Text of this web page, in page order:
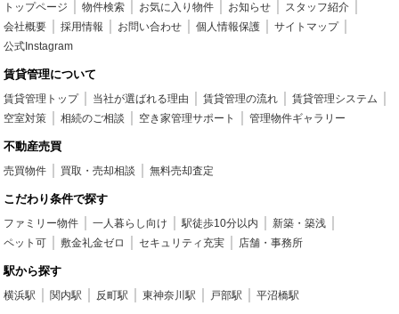
トップページ 物件検索 お気に入り物件 お知らせ
スタッフ紹介
会社概要
採用情報 お問い合わせ 個人情報保護
サイトマップ
公式Instagram
賃貸管理について
賃貸管理トップ 当社が選ばれる理由 賃貸管理の流れ
賃貸管理システム
空室対策
相続のご相談 空き家管理サポート 管理物件ギャラリー
不動産売買
売買物件 買取・売却相談 無料売却査定
こだわり条件で探す
ファミリー物件 一人暮らし向け 駅徒歩10分以内
新築・築浅
ペット可
敷金礼金ゼロ セキュリティ充実 店舗・事務所
駅から探す
横浜駅 関内駅 反町駅 東神奈川駅 戸部駅 平沼橋駅